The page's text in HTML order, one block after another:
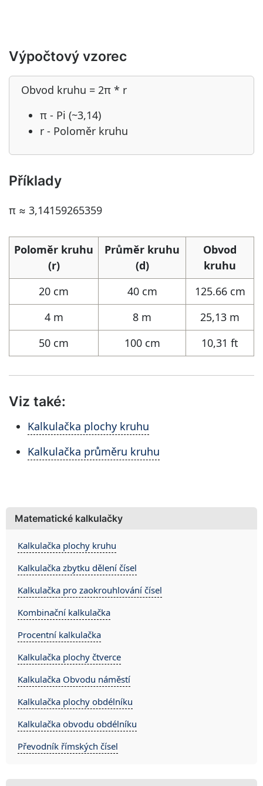
Výpočtový vzorec
Obvod kruhu = 2π * r
π - Pi (~3,14)
r - Poloměr kruhu
Příklady
π ≈ 3,14159265359
Poloměr kruhu
(r)
Průměr kruhu
(d)
Obvod
kruhu
20 cm
40 cm
125.66 cm
4 m
8 m
25,13 m
50 cm
100 cm 10,31 ft
Viz také:
Kalkulačka plochy kruhu
Kalkulačka průměru kruhu
Matematické kalkulačky
Kalkulačka plochy kruhu
Kalkulačka zbytku dělení čísel
Kalkulačka pro zaokrouhlování čísel
Kombinační kalkulačka
Procentní kalkulačka
Kalkulačka plochy čtverce
Kalkulačka Obvodu náměstí
Kalkulačka plochy obdélníku
Kalkulačka obvodu obdélníku
Převodník římských čísel